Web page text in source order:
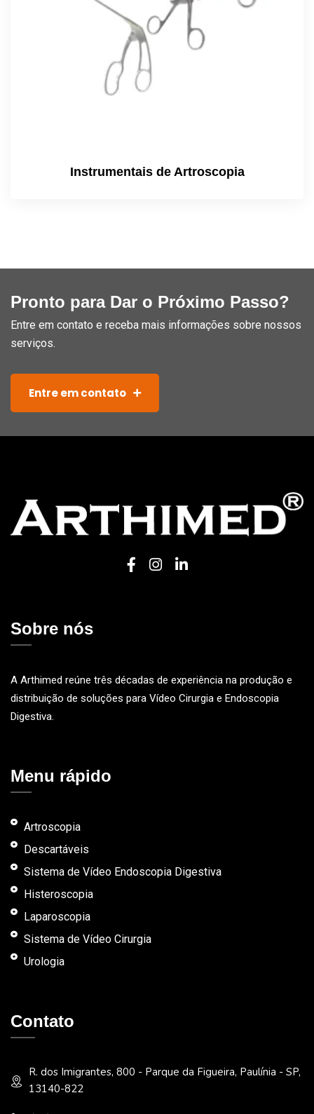
Instrumentais de Artroscopia
Pronto para Dar o Próximo Passo?
Entre em contato e receba mais informações sobre nossos
serviços.
Entre em contato
Sobre nós
A Arthimed reúne três décadas de experiência na produção e
distribuição de soluções para Vídeo Cirurgia e Endoscopia
Digestiva.
Menu rápido
Artroscopia
Descartáveis
Sistema de Vídeo Endoscopia Digestiva
Histeroscopia
Laparoscopia
Sistema de Vídeo Cirurgia
Urologia
Contato
R. dos Imigrantes, 800 - Parque da Figueira, Paulínia - SP,
13140-822